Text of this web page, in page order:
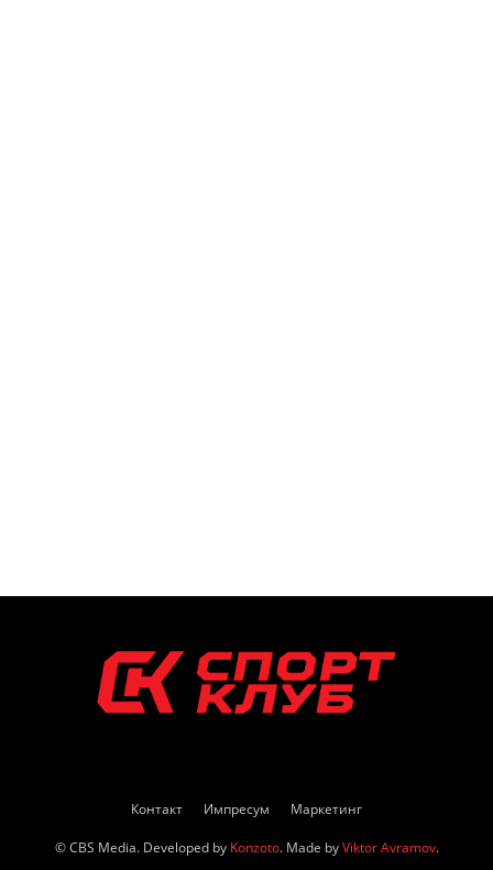
Контакт Импресум Маркетинг
© CBS Media. Developed by Konzoto. Made byViktor Avramov.